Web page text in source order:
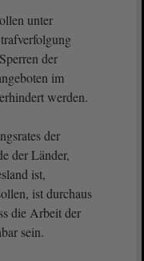
unter
der
im
werden.
der
der Länder,
ist,
ist durchaus
die Arbeit der
sein.